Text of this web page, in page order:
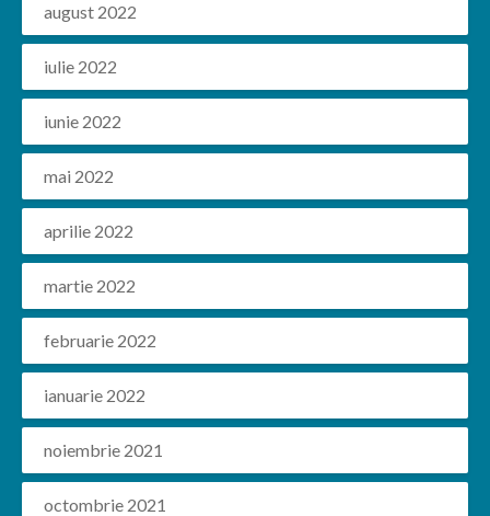
august 2022
iulie 2022
iunie 2022
mai 2022
aprilie 2022
martie 2022
februarie 2022
ianuarie 2022
noiembrie 2021
octombrie 2021